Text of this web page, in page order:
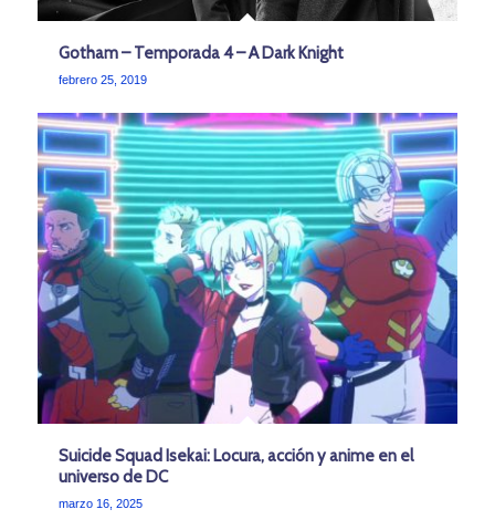
Gotham – Temporada 4 – A Dark Knight
febrero 25, 2019
Suicide Squad Isekai: Locura, acción y anime en el
universo de DC
marzo 16, 2025